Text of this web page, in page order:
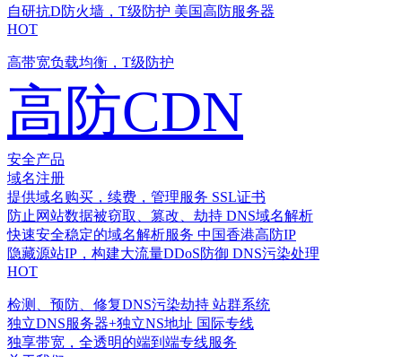
自研抗D防火墙，T级防护 美国高防服务器
HOT
高带宽负载均衡，T级防护
高防CDN
安全产品
域名注册
提供域名购买，续费，管理服务 SSL证书
防止网站数据被窃取、篡改、劫持 DNS域名解析
快速安全稳定的域名解析服务 中国香港高防IP
隐藏源站IP，构建大流量DDoS防御 DNS污染处理
HOT
检测、预防、修复DNS污染劫持 站群系统
独立DNS服务器+独立NS地址 国际专线
独享带宽，全透明的端到端专线服务